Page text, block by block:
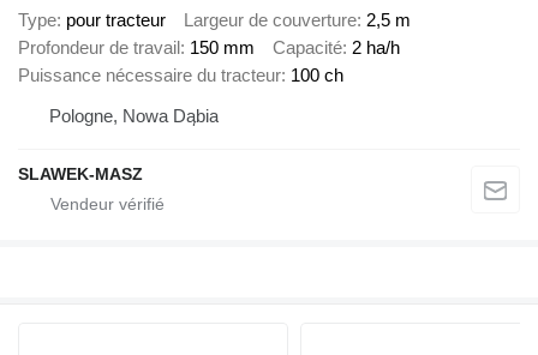
Type pour tracteur Largeur de couverture 2,5 m
Profondeur de travail 150 mm Capacité 2 ha/h
Puissance nécessaire du tracteur 100 ch
Pologne, Nowa Dąbia
SLAWEK-MASZ